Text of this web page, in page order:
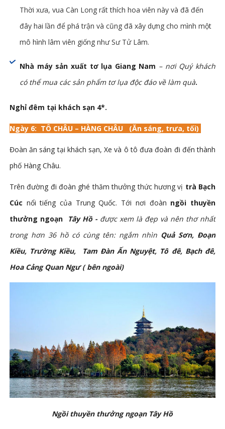
Thời xưa, vua Càn Long rất thích hoa viên này và đã đến
đây hai lần để phá trận và cũng đã xây dựng cho mình một
mô hình lâm viên giống như Sư Tử Lâm.
Nhà máy sản xuất tơ lụa Giang Nam – nơi Quý khách
có thể mua các sản phẩm tơ lụa độc đáo về làm quà.
Nghỉ đêm tại khách sạn 4*.
Ngày 6: TÔ CHÂU – HÀNG CHÂU (Ăn sáng, trưa, tối)
Đoàn ăn sáng tại khách sạn, Xe và ô tô đưa đoàn đi đến thành
phố Hàng Châu.
Trên đường đi đoàn ghé thăm thưởng thức hương vị trà Bạch
Cúc nổi tiếng của Trung Quốc. Tới nơi đoàn ngồi thuyền
thưởng ngoạn
Tây Hồ - được xem là đẹp và nên thơ nhất
trong hơn 36 hồ có cùng tên: ngắm nhìn Quả Sơn, Đoạn
Kiều, Trường Kiều, Tam Đàn Ấn Nguyệt, Tô đê, Bạch đê,
Hoa Cảng Quan Ngư ( bên ngoài)
Ngồi thuyền thưởng ngoạn Tây Hồ